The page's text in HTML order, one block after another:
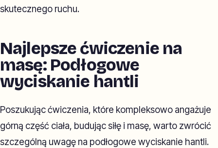
skutecznego ruchu.
Najlepsze ćwiczenie na
masę: Podłogowe
wyciskanie hantli
Poszukując ćwiczenia, które kompleksowo angażuje
górną część ciała, budując siłę i masę, warto zwrócić
szczególną uwagę na podłogowe wyciskanie hantli.